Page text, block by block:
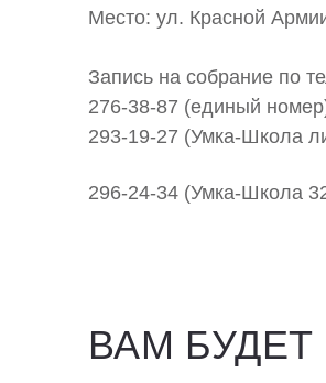
Место: ул. Красной
Запись на собрание по
276-38-87 (единый
293-19-27 (Умка-Школа
296-24-34 (Умка-Школа
ВАМ БУДЕТ